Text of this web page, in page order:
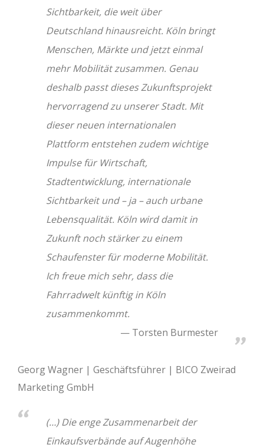
Sichtbarkeit, die weit über
Deutschland hinausreicht. Köln bringt
Menschen, Märkte und jetzt einmal
mehr Mobilität zusammen. Genau
deshalb passt dieses Zukunftsprojekt
hervorragend zu unserer Stadt. Mit
dieser neuen internationalen
Plattform entstehen zudem wichtige
Impulse für Wirtschaft,
Stadtentwicklung, internationale
Sichtbarkeit und – ja – auch urbane
Lebensqualität. Köln wird damit in
Zukunft noch stärker zu einem
Schaufenster für moderne Mobilität.
Ich freue mich sehr, dass die
Fahrradwelt künftig in Köln
zusammenkommt.
Torsten Burmester
Georg Wagner | Geschäftsführer | BICO Zweirad
Marketing GmbH
(…) Die enge Zusammenarbeit der
Einkaufsverbände auf Augenhöhe